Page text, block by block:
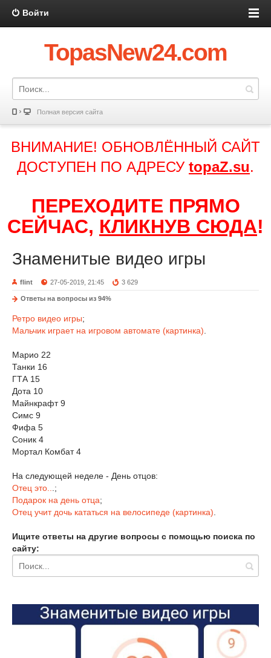
Войти
TopasNew24.com
Полная версия сайта
ВНИМАНИЕ! ОБНОВЛЁННЫЙ САЙТ
ДОСТУПЕН ПО АДРЕСУ topaZ.su.
ПЕРЕХОДИТЕ ПРЯМО
СЕЙЧАС, КЛИКНУВ СЮДА!
Знаменитые видео игры
flint 27-05-2019, 21:45 3 629
Ответы на вопросы из 94%
Ретро видео игры;
Мальчик играет на игровом автомате (картинка)
Марио 22
Танки 16
ГТА 15
Дота 10
Майнкрафт 9
Симс 9
Фифа 5
Соник 4
Мортал Комбат 4
На следующей неделе - День отцов:
Отец это..
.;
Подарок на день отца;
Отец учит дочь кататься на велосипеде (картинка)
Ищите ответы на другие вопросы с помощью поиска по
сайту: